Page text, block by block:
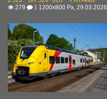
 279  1 1200x800 Px, 29.03.2026